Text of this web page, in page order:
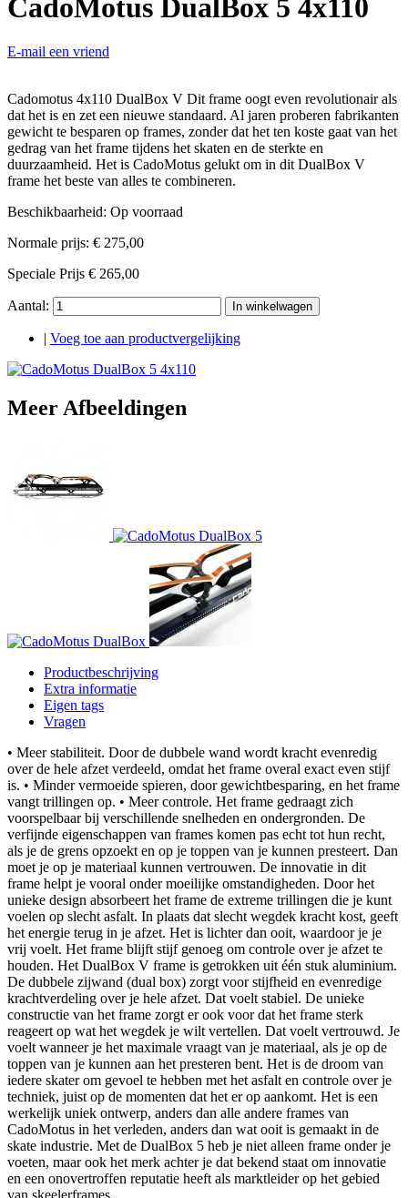
CadoMotus DualBox 5 4x110
E-mail een vriend
Cadomotus 4x110 DualBox V Dit frame oogt even revolutionair als
dat het is en zet een nieuwe standaard. Al jaren proberen fabrikanten
gewicht te besparen op frames, zonder dat het ten koste gaat van het
gedrag van het frame tijdens het skaten en de sterkte en
duurzaamheid. Het is CadoMotus gelukt om in dit DualBox V
frame het beste van alles te combineren.
Beschikbaarheid: Op voorraad
Normale prijs: € 275,00
Speciale Prijs € 265,00
Aantal: In winkelwagen
Voeg toe aan productvergelijking
Meer Afbeeldingen
Productbeschrijving
Extra informatie
Eigen tags
Vragen
• Meer stabiliteit. Door de dubbele wand wordt kracht evenredig
over de hele afzet verdeeld, omdat het frame overal exact even stijf
is. • Minder vermoeide spieren, door gewichtbesparing, en het frame
vangt trillingen op. • Meer controle. Het frame gedraagt zich
voorspelbaar bij verschillende snelheden en ondergronden. De
verfijnde eigenschappen van frames komen pas echt tot hun recht,
als je de grens opzoekt en op je toppen van je kunnen presteert. Dan
moet je op je materiaal kunnen vertrouwen. De innovatie in dit
frame helpt je vooral onder moeilijke omstandigheden. Door het
unieke design absorbeert het frame de extreme trillingen die je kunt
voelen op slecht asfalt. In plaats dat slecht wegdek kracht kost, geeft
het energie terug in je afzet. Het is lichter dan ooit, waardoor je je
vrij voelt. Het frame blijft stijf genoeg om controle over je afzet te
houden. Het DualBox V frame is getrokken uit één stuk aluminium.
De dubbele zijwand (dual box) zorgt voor stijfheid en evenredige
krachtverdeling over je hele afzet. Dat voelt stabiel. De unieke
constructie van het frame zorgt er ook voor dat het frame sterk
reageert op wat het wegdek je wilt vertellen. Dat voelt vertrouwd. Je
voelt wanneer je het maximale vraagt van je materiaal, als je op de
toppen van je kunnen aan het presteren bent. Het is de droom van
iedere skater om gevoel te hebben met het asfalt en controle over je
techniek, juist op de momenten dat het er op aankomt. Het is een
werkelijk uniek ontwerp, anders dan alle andere frames van
CadoMotus in het verleden, anders dan wat ooit is gemaakt in de
skate industrie. Met de DualBox 5 heb je niet alleen frame onder je
voeten, maar ook het merk achter je dat bekend staat om innovatie
en een onovertroffen reputatie heeft als marktleider op het gebied